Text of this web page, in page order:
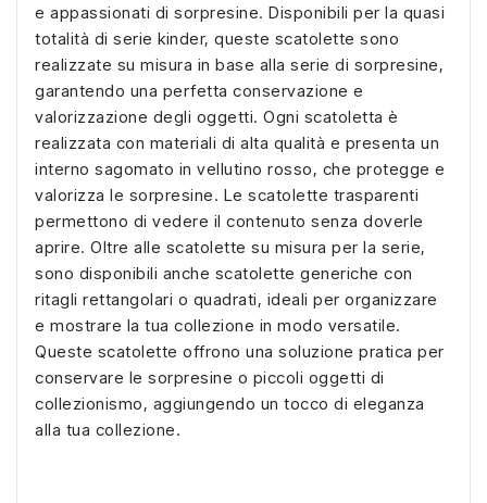
e appassionati di sorpresine. Disponibili per la quasi
totalità di serie kinder, queste scatolette sono
realizzate su misura in base alla serie di sorpresine,
garantendo una perfetta conservazione e
valorizzazione degli oggetti. Ogni scatoletta è
realizzata con materiali di alta qualità e presenta un
interno sagomato in vellutino rosso, che protegge e
valorizza le sorpresine. Le scatolette trasparenti
permettono di vedere il contenuto senza doverle
aprire. Oltre alle scatolette su misura per la serie,
sono disponibili anche scatolette generiche con
ritagli rettangolari o quadrati, ideali per organizzare
e mostrare la tua collezione in modo versatile.
Queste scatolette offrono una soluzione pratica per
conservare le sorpresine o piccoli oggetti di
collezionismo, aggiungendo un tocco di eleganza
alla tua collezione.